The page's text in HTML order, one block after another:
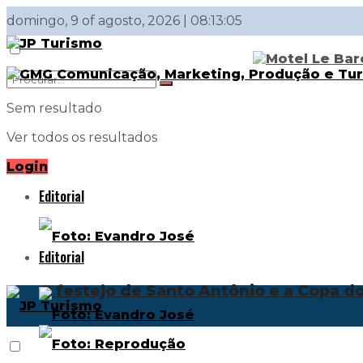
domingo, 9 of agosto, 2026 | 08:13:05
Sem resultado
Ver todos os resultados
Login
Editorial
O festejo de Santo Antônio e a Copa
Editorial